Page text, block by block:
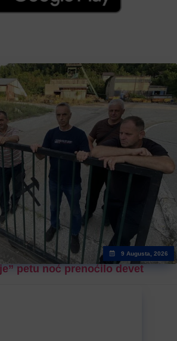
9 Augusta, 2026
petu noć prenoćilo devet